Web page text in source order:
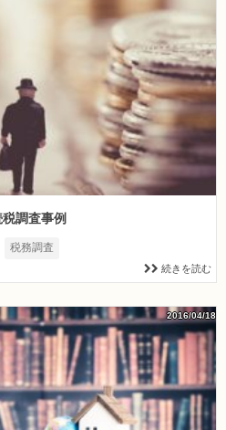
調査事例
税務調査
続きを読む
2016/04/18